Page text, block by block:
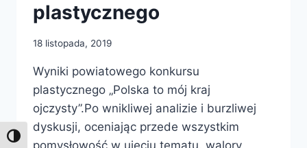
Toggle High Contrast
plastycznego
18 listopada, 2019
Wyniki powiatowego konkursu
plastycznego „Polska to mój kraj
ojczysty”.Po wnikliwej analizie i burzliwej
dyskusji, oceniając przede wszystkim
pomysłowość w ujęciu tematu, walory